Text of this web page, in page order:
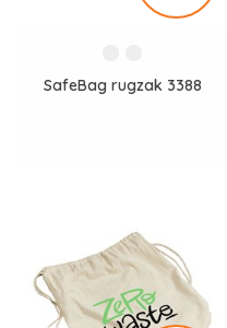
SafeBag rugzak 3388